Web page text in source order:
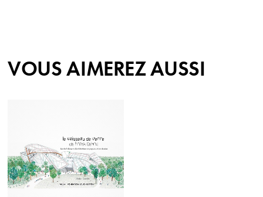
VOUS AIMEREZ AUSSI